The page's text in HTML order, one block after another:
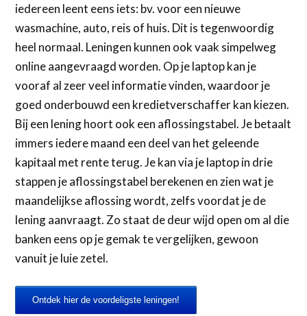
iedereen leent eens iets: bv. voor een nieuwe
wasmachine, auto, reis of huis. Dit is tegenwoordig
heel normaal. Leningen kunnen ook vaak simpelweg
online aangevraagd worden. Op je laptop kan je
vooraf al zeer veel informatie vinden, waardoor je
goed onderbouwd een kredietverschaffer kan kiezen.
Bij een lening hoort ook een aflossingstabel. Je betaalt
immers iedere maand een deel van het geleende
kapitaal met rente terug. Je kan via je laptop in drie
stappen je aflossingstabel berekenen en zien wat je
maandelijkse aflossing wordt, zelfs voordat je de
lening aanvraagt. Zo staat de deur wijd open om al die
banken eens op je gemak te vergelijken, gewoon
vanuit je luie zetel.
Ontdek hier de voordeligste leningen!